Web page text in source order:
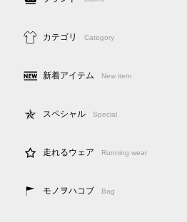
カテゴリ Category
新着アイテム New item
スペシャル Special
走れるウェア Running wear
モノヲハコブ Bag